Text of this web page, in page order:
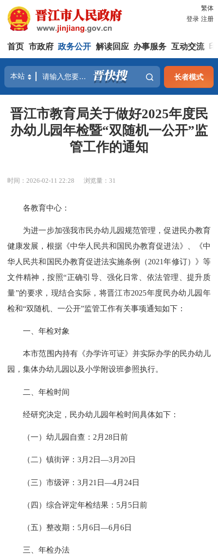
繁体
登录 注册
首页 市政府 政务公开 解读回应 办事服务 互动交流
长者模式
晋江市教育局关于做好2025年度民
办幼儿园年检暨“双随机一公开”监
管工作的通知
时间：2026-02-11 22:28 浏览量：31
各教育中心：
为进一步加强我市民办幼儿园规范管理，促进民办教育
健康发展，根据《中华人民共和国民办教育促进法》、《中
华人民共和国民办教育促进法实施条例（2021年修订）》等
文件精神，按照“正确引导、强化日常、依法管理、提升质
量”的要求，现结合实际，将晋江市2025年度民办幼儿园年
检和“双随机、一公开”监管工作有关事项通知如下：
一、年检对象
本市范围内持有《办学许可证》并实际办学的民办幼儿
园，集体办幼儿园以及小学附设班参照执行。
二、年检时间
经研究决定，民办幼儿园年检时间具体如下：
（一）幼儿园自查：2月28日前
（二）镇街评：3月2日—3月20日
（三）市级评：3月21日—4月24日
（四）综合评定年检结果：5月5日前
（五）整改期：5月6日—6月6日
三、年检办法